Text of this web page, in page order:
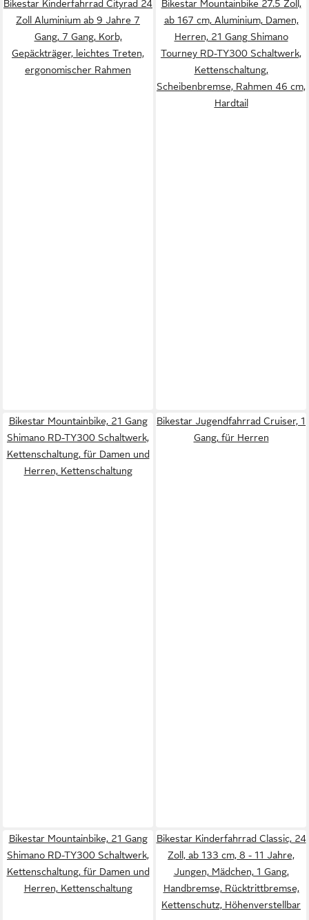
Bikestar Kinderfahrrad Cityrad 24
Zoll Aluminium ab 9 Jahre 7
Gang, 7 Gang, Korb,
Gepäckträger, leichtes Treten,
ergonomischer Rahmen
Bikestar Mountainbike 27.5 Zoll,
ab 167 cm, Aluminium, Damen,
Herren, 21 Gang Shimano
Tourney RD-TY300 Schaltwerk,
Kettenschaltung,
Scheibenbremse, Rahmen 46 cm,
Hardtail
Bikestar Mountainbike, 21 Gang
Shimano RD-TY300 Schaltwerk,
Kettenschaltung, für Damen und
Herren, Kettenschaltung
Bikestar Jugendfahrrad Cruiser, 1
Gang, für Herren
Bikestar Mountainbike, 21 Gang
Shimano RD-TY300 Schaltwerk,
Kettenschaltung, für Damen und
Herren, Kettenschaltung
Bikestar Kinderfahrrad Classic, 24
Zoll, ab 133 cm, 8 - 11 Jahre,
Jungen, Mädchen, 1 Gang,
Handbremse, Rücktrittbremse,
Kettenschutz, Höhenverstellbar